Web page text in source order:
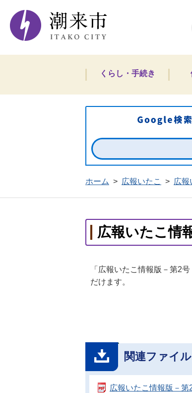
潮来市ホ
くらし・手続き
ホーム > 広報いたこ > 広報
広報いたこ情
「広報いたこ情報版－第2
だけます。
関連ファイ
広報いたこ情報版－